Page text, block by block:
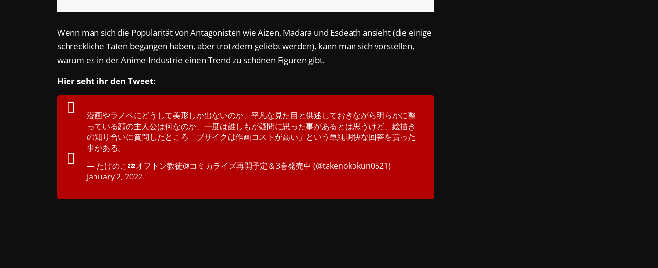
Wenn man sich die Popularität von Antagonisten wie Aizen, Madara und Esdeath ansieht (die einige
schreckliche Taten begangen haben, aber trotzdem geliebt werden), kann man sich vorstellen,
warum es in der Anime-Industrie einen Trend zu schönen Figuren gibt.
Hier seht ihr den Tweet:
漫画やラノベにどうして美形しか出ないのか、平凡な見た目と供述しておきながら明らかに整
っている顔の主人公は何なのか、一度は誰しもが疑問に思った事があるとは思うけど、絵描き
の知り合いに質問したところ「ブサイクは作画コストが高い」という単純明快な回答を貰った
事がある。
— たけのこ💤オフトン教徒@コミカライズ再開予定＆3巻発売中 (@takenokokun0521)
January 2, 2022